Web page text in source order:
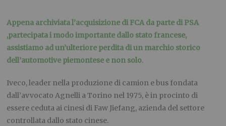
Appena archiviata l’acquisizione di FCA da parte diPSA
,partecipata i modo importante dallo stato francese,
assistiamo ad un’ulteriore perdita di un marchio storico
dell’automotive piemontese e non solo.
Iveco, leader nella produzione di camion e bus fondata
dall’avvocato Agnelli a Torino nel 1975, è in procinto di
essere ceduta ai cinesi di Faw Jiefang, azienda del settore
controllata dallo stato cinese.